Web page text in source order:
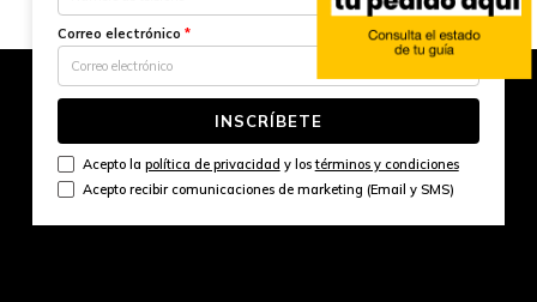
Correo electrónico *
INSCRÍBETE
Acepto la política de privacidad y lostérminos y condiciones
Acepto recibir comunicaciones de marketing (Email y SMS)